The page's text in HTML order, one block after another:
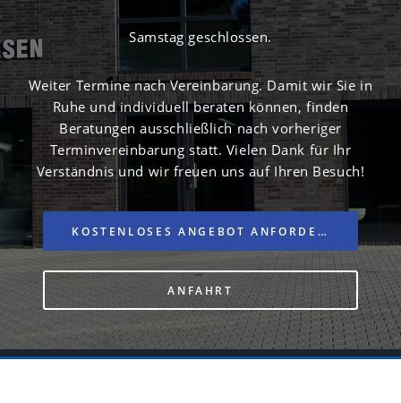
Samstag geschlossen.
Weiter Termine nach Vereinbarung.Damit wir Sie in
Ruhe und individuell beraten können, finden
Beratungen ausschließlich nach vorheriger
Terminvereinbarung statt. Vielen Dank für Ihr
Verständnis und wir freuen uns auf Ihren Besuch!
KOSTENLOSES ANGEBOT ANFORDERN
ANFAHRT